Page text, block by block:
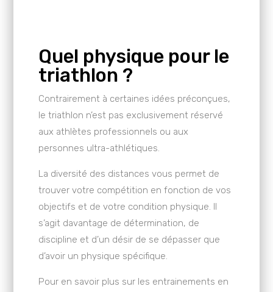
Quel physique pour le
triathlon ?
Contrairement à certaines idées préconçues,
le triathlon n’est pas exclusivement réservé
aux athlètes professionnels ou aux
personnes ultra-athlétiques.
La diversité des distances vous permet de
trouver votre compétition en fonction de vos
objectifs et de votre condition physique. Il
s’agit davantage de détermination, de
discipline et d’un désir de se dépasser que
d’avoir un physique spécifique.
Pour en savoir plus sur les entrainements en